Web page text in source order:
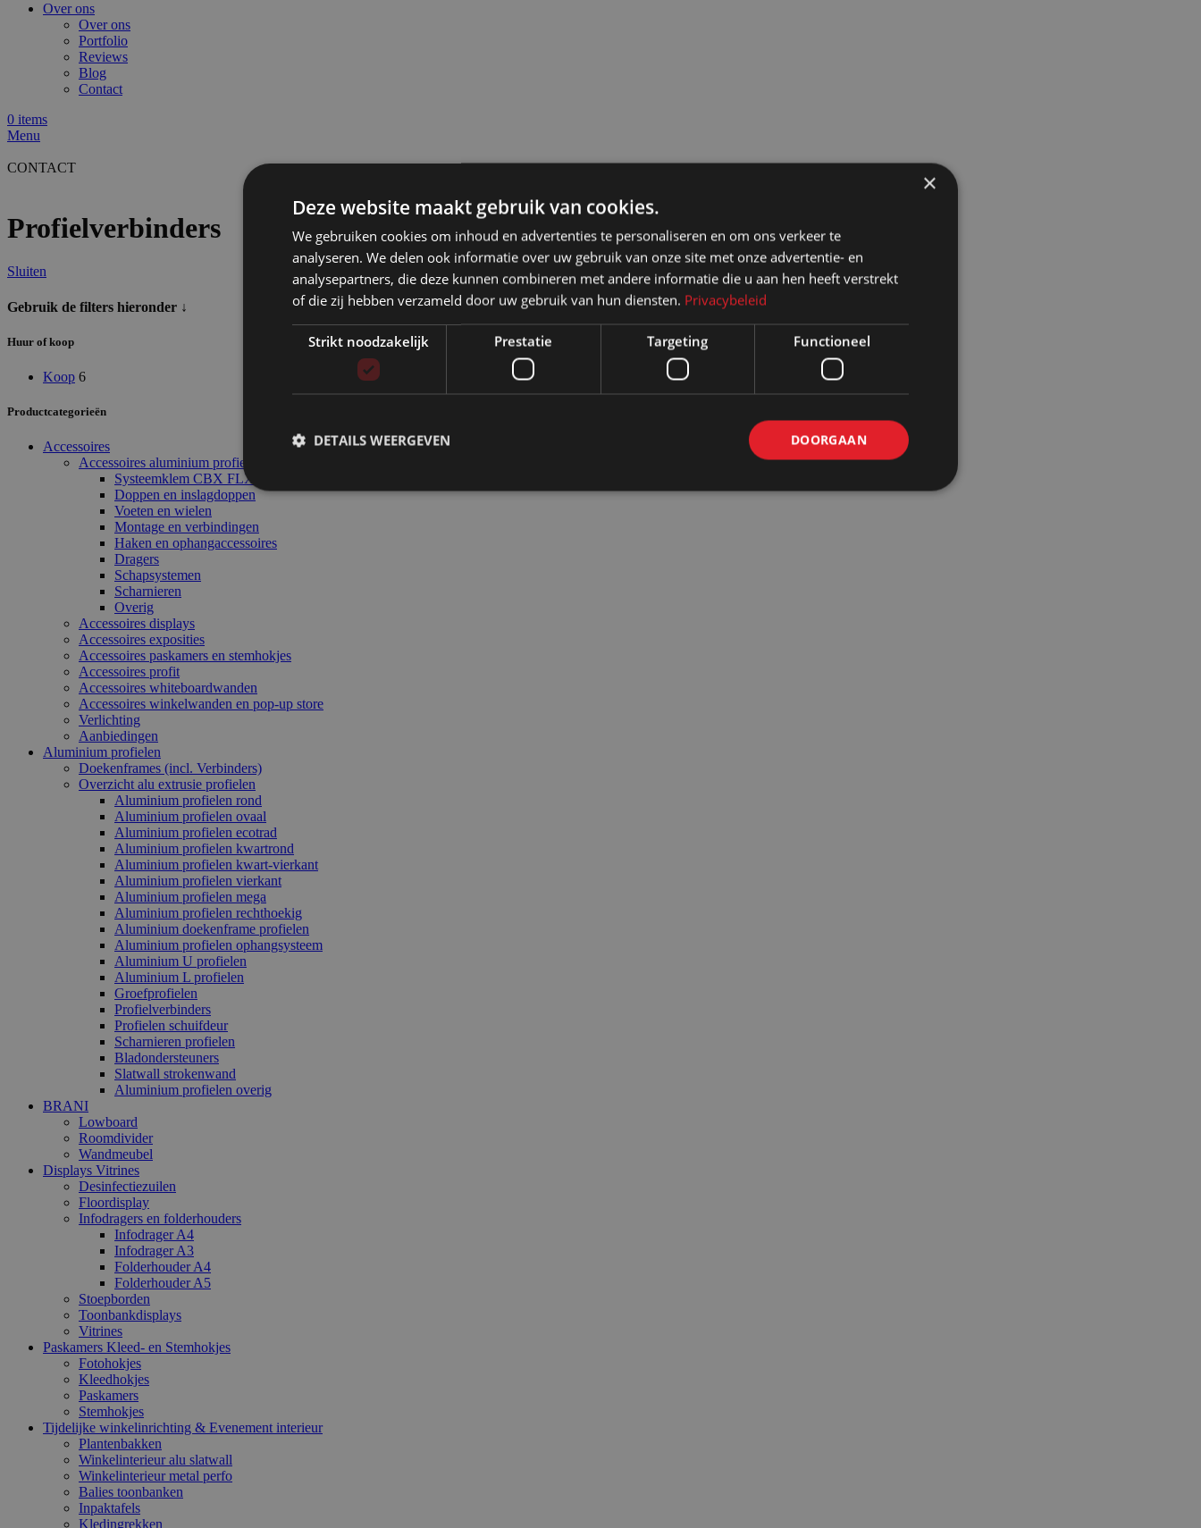
Over ons
Over ons
Portfolio
Reviews
Blog
Contact
0 items
Menu
CONTACT
Profielverbinders
Sluiten
Gebruik de filters hieronder ↓
Huur of koop
Koop 6
Productcategorieën
Accessoires
Accessoires aluminium profielen
Systeemklem CBX FLX
Doppen en inslagdoppen
Voeten en wielen
Montage en verbindingen
Haken en ophangaccessoires
Dragers
Schapsystemen
Scharnieren
Overig
Accessoires displays
Accessoires exposities
Accessoires paskamers en stemhokjes
Accessoires profit
Accessoires whiteboardwanden
Accessoires winkelwanden en pop-up store
Verlichting
Aanbiedingen
Aluminium profielen
Doekenframes (incl. Verbinders)
Overzicht alu extrusie profielen
Aluminium profielen rond
Aluminium profielen ovaal
Aluminium profielen ecotrad
Aluminium profielen kwartrond
Aluminium profielen kwart-vierkant
Aluminium profielen vierkant
Aluminium profielen mega
Aluminium profielen rechthoekig
Aluminium doekenframe profielen
Aluminium profielen ophangsysteem
Aluminium U profielen
Aluminium L profielen
Groefprofielen
Profielverbinders
Profielen schuifdeur
Scharnieren profielen
Bladondersteuners
Slatwall strokenwand
Aluminium profielen overig
BRANI
Lowboard
Roomdivider
Wandmeubel
Displays Vitrines
Desinfectiezuilen
Floordisplay
Infodragers en folderhouders
Infodrager A4
Infodrager A3
Folderhouder A4
Folderhouder A5
Stoepborden
Toonbankdisplays
Vitrines
Paskamers Kleed- en Stemhokjes
Fotohokjes
Kleedhokjes
Paskamers
Stemhokjes
Tijdelijke winkelinrichting & Evenement interieur
Plantenbakken
Winkelinterieur alu slatwall
Winkelinterieur metal perfo
Balies toonbanken
Inpaktafels
Kledingrekken
×
Deze website maakt gebruik van cookies.
We gebruiken cookies om inhoud en advertenties te personaliseren en om ons verkeer te
analyseren. We delen ook informatie over uw gebruik van onze site met onze advertentie- en
analysepartners, die deze kunnen combineren met andere informatie die u aan hen heeft verstrekt
of die zij hebben verzameld door uw gebruik van hun diensten. Privacybeleid
Strikt noodzakelijk Prestatie Targeting Functioneel
DOORGAAN
DETAILS WEERGEVEN